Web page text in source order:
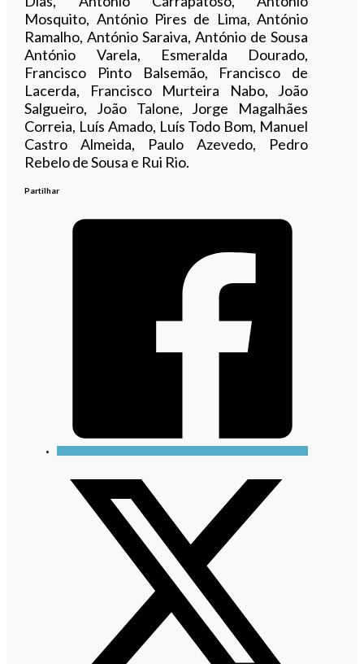
Mosquito, António Pires de Lima, António
Ramalho, António Saraiva, António de Sousa
António Varela, Esmeralda Dourado,
Francisco Pinto Balsemão, Francisco de
Lacerda, Francisco Murteira Nabo, João
Salgueiro, João Talone, Jorge Magalhães
Correia, Luís Amado, Luís Todo Bom, Manuel
Castro Almeida, Paulo Azevedo, Pedro
Rebelo de Sousa e Rui Rio.
Partilhar